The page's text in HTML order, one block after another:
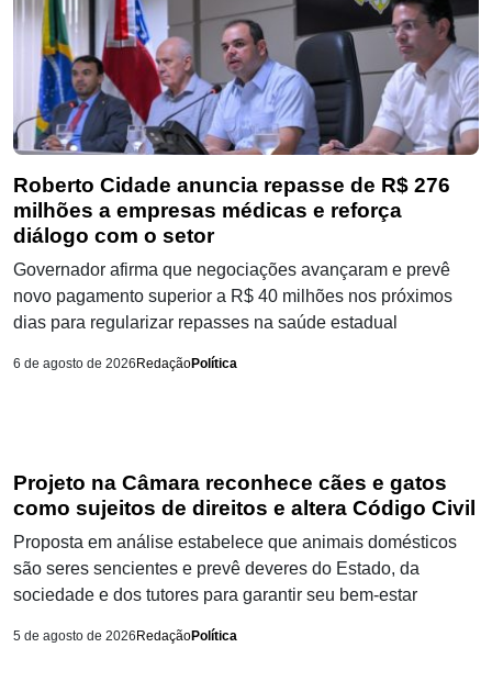
Roberto Cidade anuncia repasse de R$ 276
milhões a empresas médicas e reforça
diálogo com o setor
Governador afirma que negociações avançaram e prevê
novo pagamento superior a R$ 40 milhões nos próximos
dias para regularizar repasses na saúde estadual
6 de agosto de 2026 RedaçãoPolítica
Projeto na Câmara reconhece cães e gatos
como sujeitos de direitos e altera Código Civil
Proposta em análise estabelece que animais domésticos
são seres sencientes e prevê deveres do Estado, da
sociedade e dos tutores para garantir seu bem-estar
5 de agosto de 2026 RedaçãoPolítica